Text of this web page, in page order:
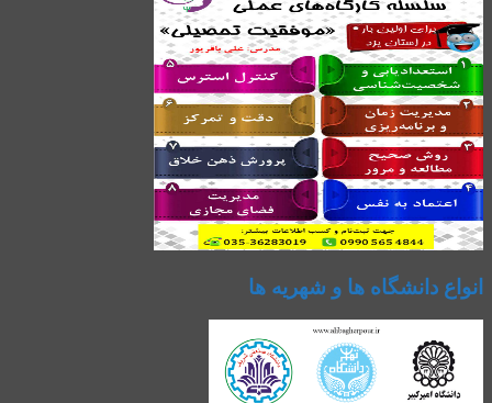
انواع دانشگاه ها و شهریه ها